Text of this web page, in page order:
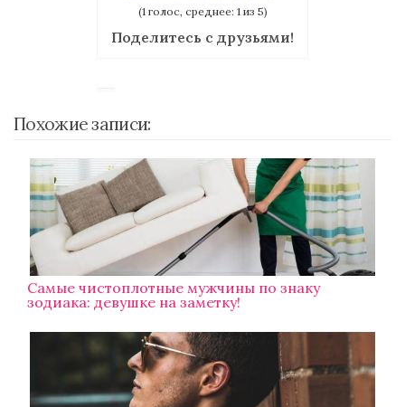
(1 голос, среднее: 1 из 5)
Поделитесь с друзьями!
Похожие записи:
Самые чистоплотные мужчины по знаку
зодиака: девушке на заметку!